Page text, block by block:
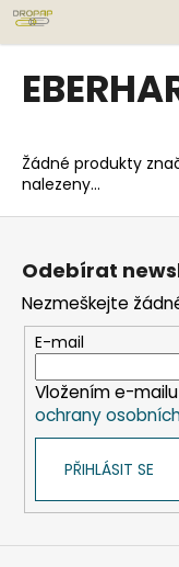
Přejít
na
obsah
Žádné produkty
nalezeny...
K
o
o
p
ř
e
b
u
e
n
a
j
Z
Odebírat
Nezmeškejte
E-mail
Vložením e-
ochrany
PŘIHLÁSIT SE